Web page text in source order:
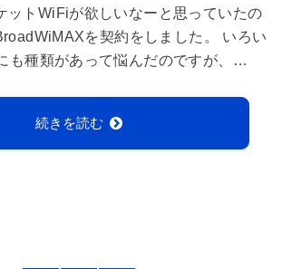
ットWiFiが欲しいなーと思っていたの
を契約をしました。 いろい
も種類があって悩んだのですが、…
続きを読む